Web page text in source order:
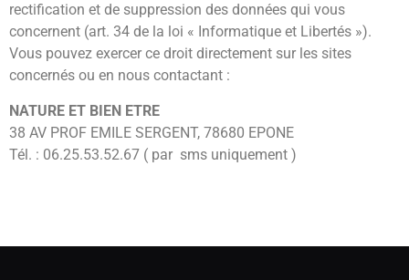
rectification et de suppression des données qui vous
concernent (art. 34 de la loi « Informatique et Libertés »).
Vous pouvez exercer ce droit directement sur les sites
concernés ou en nous contactant :
NATURE ET BIEN ETRE
38 AV PROF EMILE SERGENT, 78680 EPONE
Tél. : 06.25.53.52.67 ( par sms uniquement )